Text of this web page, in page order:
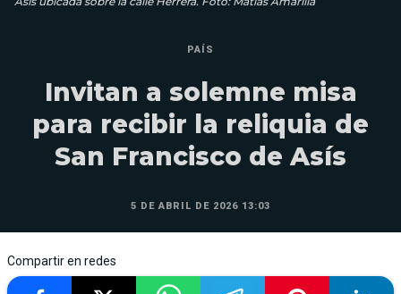
PAÍS
Invitan a solemne misa
para recibir la reliquia de
San Francisco de Asís
5 DE ABRIL DE 2026 13:03
Compartir en redes